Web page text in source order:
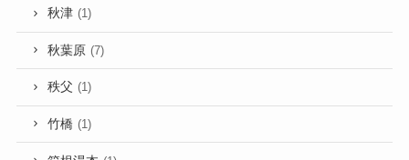
秋津 (1)
秋葉原 (7)
秩父 (1)
竹橋 (1)